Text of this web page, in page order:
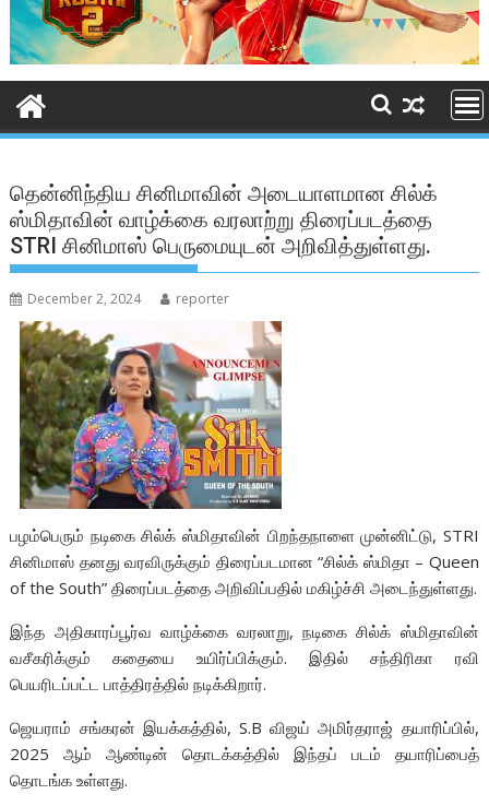
தென்னிந்திய சினிமாவின் அடையாளமான சில்க்
ஸ்மிதாவின் வாழ்க்கை வரலாற்று திரைப்படத்தை
STRI சினிமாஸ் பெருமையுடன் அறிவித்துள்ளது.
December 2, 2024 reporter
பழம்பெரும் நடிகை சில்க் ஸ்மிதாவின் பிறந்தநாளை முன்னிட்டு, STRI
சினிமாஸ் தனது வரவிருக்கும் திரைப்படமான “சில்க் ஸ்மிதா – Queen
of the South” திரைப்படத்தை அறிவிப்பதில் மகிழ்ச்சி அடைந்துள்ளது.
இந்த அதிகாரப்பூர்வ வாழ்க்கை வரலாறு, நடிகை சில்க் ஸ்மிதாவின்
வசீகரிக்கும் கதையை உயிர்ப்பிக்கும். இதில் சந்திரிகா ரவி
பெயரிடப்பட்ட பாத்திரத்தில் நடிக்கிறார்.
ஜெயராம் சங்கரன் இயக்கத்தில், S.B விஜய் அமிர்தராஜ் தயாரிப்பில்,
2025 ஆம் ஆண்டின் தொடக்கத்தில் இந்தப் படம் தயாரிப்பைத்
தொடங்க உள்ளது.